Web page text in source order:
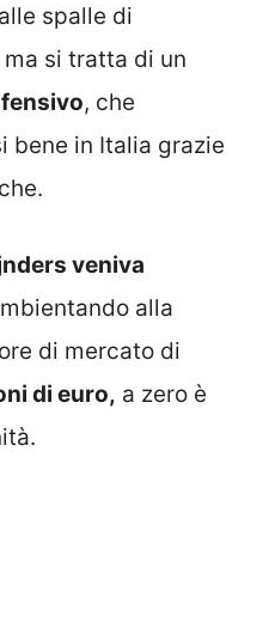
spalle di
ma si tratta di un
, che
bene in Italia grazie
veniva
alla
di mercato di
di euro, a zero è